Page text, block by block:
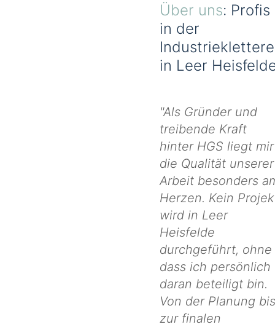
Über uns: Profis
in der
in Leer
"Als Gründer und
treibende Kraft
hinter HGS liegt mir
die Qualität unserer
Arbeit besonders
Herzen. Kein
wird in Leer
Heisfelde
durchgeführt, ohne
dass ich persönlich
daran beteiligt bin.
Von der Planung bis
zur finalen